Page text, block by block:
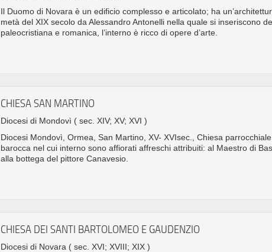
Il Duomo di Novara è un edificio complesso e articolato; ha
metà del XIX secolo da Alessandro Antonelli nella quale si inseriscono
paleocristiana e romanica, l’interno è ricco di opere d’arte.
CHIESA SAN MARTINO
Diocesi di Mondovì ( sec. XIV; XV; XVI )
Diocesi Mondovì, Ormea, San Martino, XV- XVIsec., Chiesa
barocca nel cui interno sono affiorati affreschi attribuiti: al Maestro di
alla bottega del pittore Canavesio.
CHIESA DEI SANTI BARTOLOMEO E GAUDENZIO
Diocesi di Novara ( sec. XVI; XVIII; XIX )